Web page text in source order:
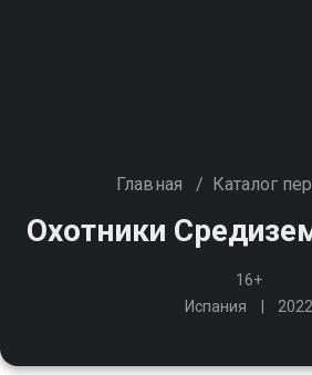
Главная / Каталог
Охотники
16+
Испания
2022